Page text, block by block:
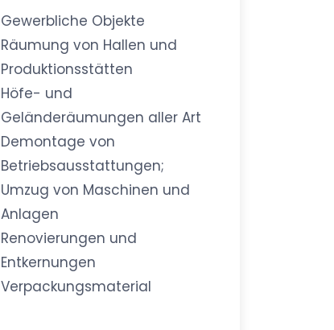
Gewerbliche Objekte
Räumung von Hallen und
Produktionsstätten
Höfe- und
Geländeräumungen aller Art
Demontage von
Betriebsausstattungen;
Umzug von Maschinen und
Anlagen
Renovierungen und
Entkernungen
Verpackungsmaterial